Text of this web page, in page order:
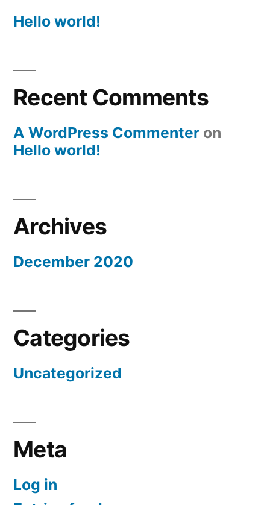
Hello world!
Recent Comments
A WordPress Commenter on
Hello world!
Archives
December 2020
Categories
Uncategorized
Meta
Log in